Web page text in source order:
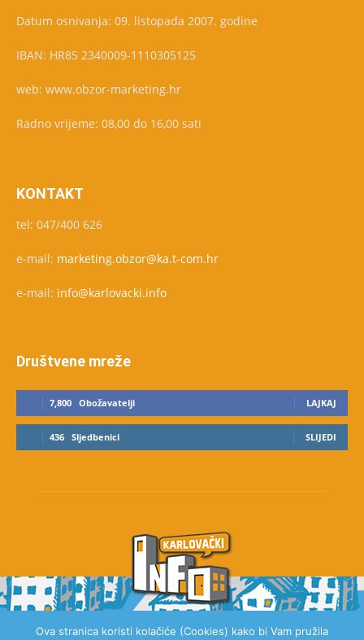
Datum osnivanja: 09. listopada 2007. godine
IBAN: HR85 2340009-1110305125
web: www.obzor-marketing.hr
Radno vrijeme: 08,00 do 16,00 sati
KONTAKT
tel: 047/400 626
e-mail: marketing.obzor@ka.t-com.hr
e-mail: info@karlovacki.info
Društvene mreže
7,800 Obožavatelji LAJKAJ
436 Sljedbenici SLIJEDI
Ova stranica koristi kolačiće (Cookies) kako bi Vam pružila